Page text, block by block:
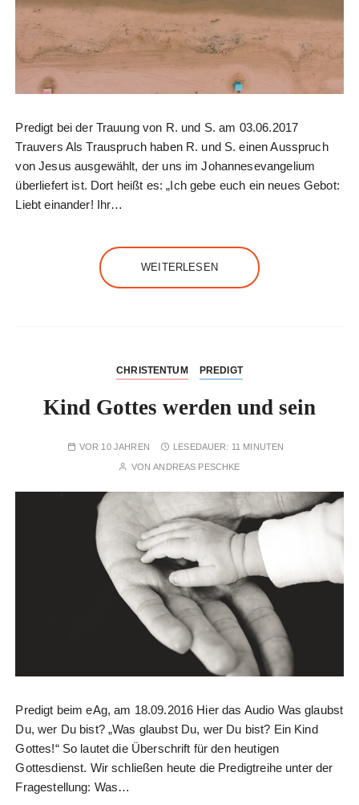
Predigt bei der Trauung von R. und S. am 03.06.2017
Trauvers Als Trauspruch haben R. und S. einen Ausspruch
von Jesus ausgewählt, der uns im Johannesevangelium
überliefert ist. Dort heißt es: „Ich gebe euch ein neues Gebot:
Liebt einander! Ihr…
WEITERLESEN
CHRISTENTUM PREDIGT
Kind Gottes werden und sein
VOR 10 JAHREN LESEDAUER: 11 MINUTEN
VONANDREAS PESCHKE
Predigt beim eAg, am 18.09.2016 Hier das Audio Was glaubst
Du, wer Du bist? „Was glaubst Du, wer Du bist? Ein Kind
Gottes!“ So lautet die Überschrift für den heutigen
Gottesdienst. Wir schließen heute die Predigtreihe unter der
Fragestellung: Was…